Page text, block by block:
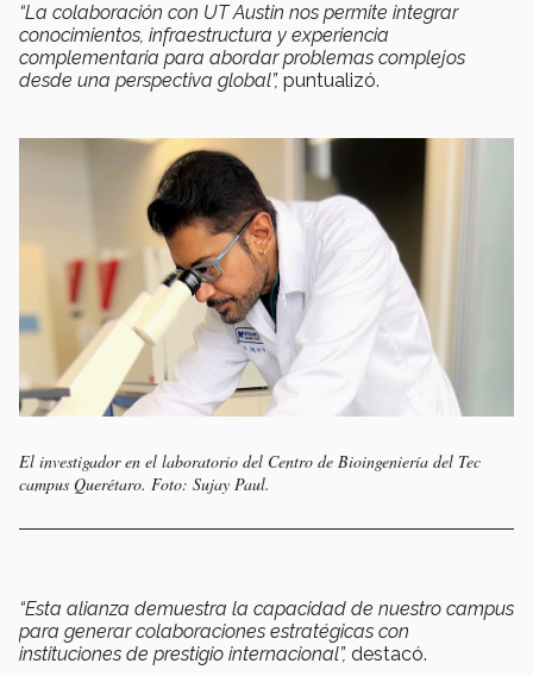
“La colaboración con UT Austin nos permite integrar
conocimientos, infraestructura y experiencia
complementaria para abordar problemas complejos
desde una perspectiva global”, puntualizó.
El investigador en el laboratorio del Centro de Bioingeniería del Tec
campus Querétaro. Foto: Sujay Paul.
“Esta alianza demuestra la capacidad de nuestro campus
para generar colaboraciones estratégicas con
instituciones de prestigio internacional”, destacó.